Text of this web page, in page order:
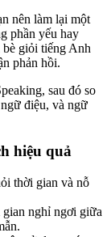
nên làm lại một
phần yếu hay
giỏi tiếng Anh
phản hồi.
sau đó so
điệu, và ngữ
hiệu quả
thời gian và nỗ
nghỉ ngơi giữa